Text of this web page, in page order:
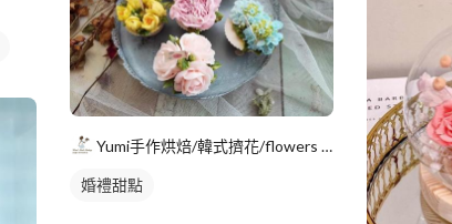
Yumi手作烘焙/韓式擠花/flowers cake/香氛蠟
婚禮甜點